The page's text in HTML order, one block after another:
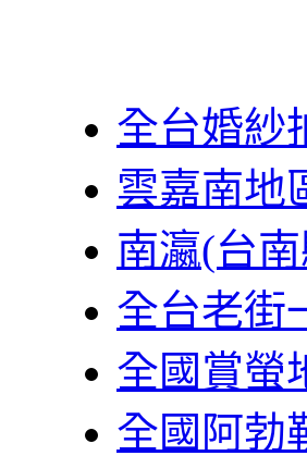
全台婚紗
雲嘉南地
南瀛(台
全台老街
全國賞螢
全國阿勃